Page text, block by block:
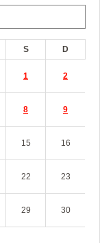
S D
1 2
8 9
15 16
22 23
29 30